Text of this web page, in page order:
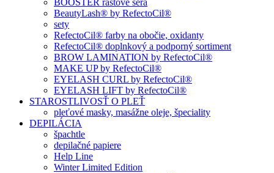
BeautyLash® by RefectoCil®
sety
RefectoCil® farby na obočie, oxidanty
RefectoCil® doplnkový a podporný sortiment
BROW LAMINATION by RefectoCil®
MAKE UP by RefectoCil®
EYELASH CURL by RefectoCil®
EYELASH LIFT by RefectoCil®
STAROSTLIVOSŤ O PLEŤ
pleťové masky, masážne oleje, špeciality
DEPILÁCIA
špachtle
depilačné papiere
Help Line
Winter Limited Edition